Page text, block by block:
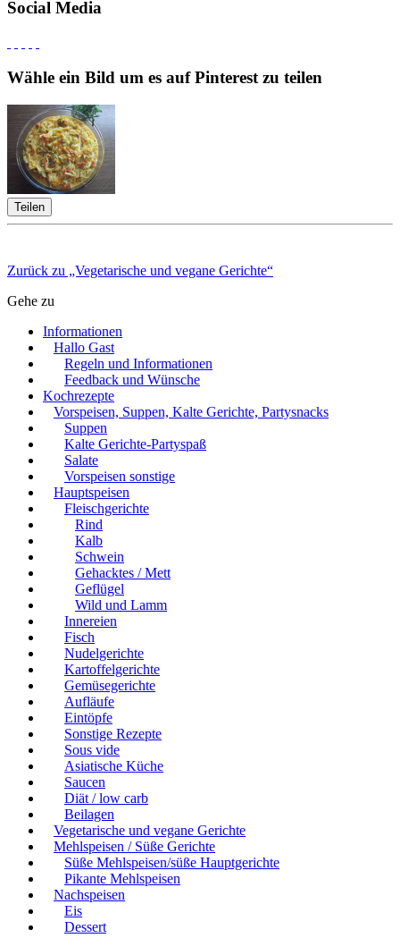
Social Media
Wähle ein Bild um es auf Pinterest zu teilen
Teilen
Zurück zu „Vegetarische und vegane Gerichte“
Gehe zu
Informationen
Hallo Gast
Regeln und Informationen
Feedback und Wünsche
Kochrezepte
Vorspeisen, Suppen, Kalte Gerichte, Partysnacks
Suppen
Kalte Gerichte-Partyspaß
Salate
Vorspeisen sonstige
Hauptspeisen
Fleischgerichte
Rind
Kalb
Schwein
Gehacktes / Mett
Geflügel
Wild und Lamm
Innereien
Fisch
Nudelgerichte
Kartoffelgerichte
Gemüsegerichte
Aufläufe
Eintöpfe
Sonstige Rezepte
Sous vide
Asiatische Küche
Saucen
Diät / low carb
Beilagen
Vegetarische und vegane Gerichte
Mehlspeisen / Süße Gerichte
Süße Mehlspeisen/süße Hauptgerichte
Pikante Mehlspeisen
Nachspeisen
Eis
Dessert